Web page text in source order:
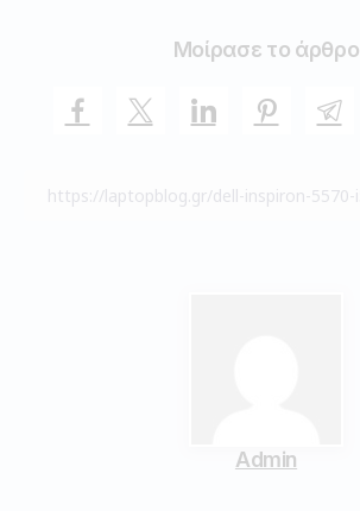
Μοίρασε το άρθρο
Admin